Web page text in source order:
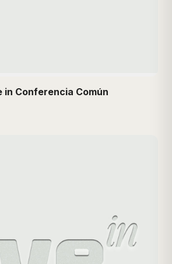
in Conferencia Común